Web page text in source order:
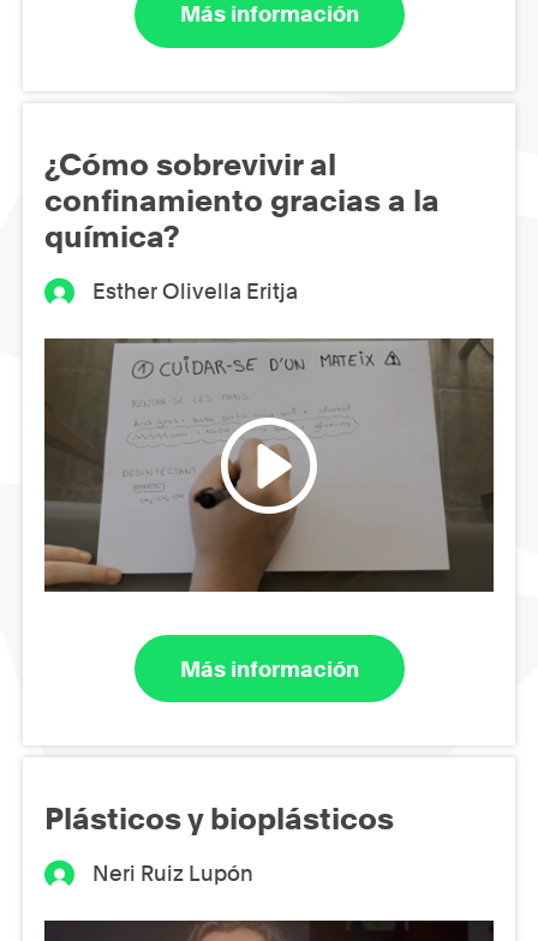
Más información
¿Cómo sobrevivir al
confinamiento gracias a la
química?
Esther Olivella Eritja
Más información
Plásticos y bioplásticos
Neri Ruiz Lupón